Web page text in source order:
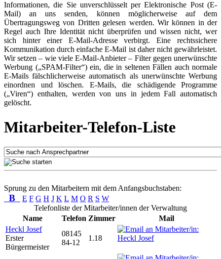
Informationen, die Sie unverschlüsselt per Elektronische Post (E-
Mail) an uns senden, können möglicherweise auf dem
Übertragungsweg von Dritten gelesen werden. Wir können in der
Regel auch Ihre Identität nicht überprüfen und wissen nicht, wer
sich hinter einer E-Mail-Adresse verbirgt. Eine rechtssichere
Kommunikation durch einfache E-Mail ist daher nicht gewährleistet.
Wir setzen – wie viele E-Mail-Anbieter – Filter gegen unerwünschte
Werbung („SPAM-Filter“) ein, die in seltenen Fällen auch normale
E-Mails fälschlicherweise automatisch als unerwünschte Werbung
einordnen und löschen. E-Mails, die schädigende Programme
(„Viren“) enthalten, werden von uns in jedem Fall automatisch
gelöscht.
Mitarbeiter-Telefon-Liste
Sprung zu den Mitarbeitern mit dem Anfangsbuchstaben:
B E F G H J K L M O R S W
Telefonliste der Mitarbeiter/innen der Verwaltung
Name
Telefon Zimmer
Mail
Heckl Josef
Erster
Bürgermeister
08145
84-12
1.18